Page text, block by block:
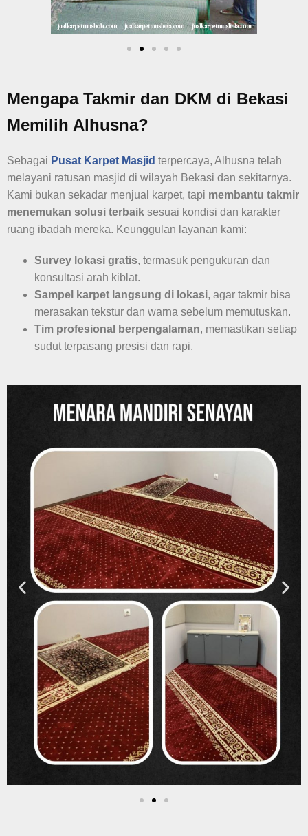
Mengapa Takmir dan DKM di Bekasi
Memilih Alhusna?
Sebagai Pusat Karpet Masjid terpercaya, Alhusna telah
melayani ratusan masjid di wilayah Bekasi dan sekitarnya.
Kami bukan sekadar menjual karpet, tapi membantu takmir
menemukan solusi terbaik sesuai kondisi dan karakter
ruang ibadah mereka. Keunggulan layanan kami:
Survey lokasi gratis, termasuk pengukuran dan
konsultasi arah kiblat.
Sampel karpet langsung di lokasi, agar takmir bisa
merasakan tekstur dan warna sebelum memutuskan.
Tim profesional berpengalaman, memastikan setiap
sudut terpasang presisi dan rapi.